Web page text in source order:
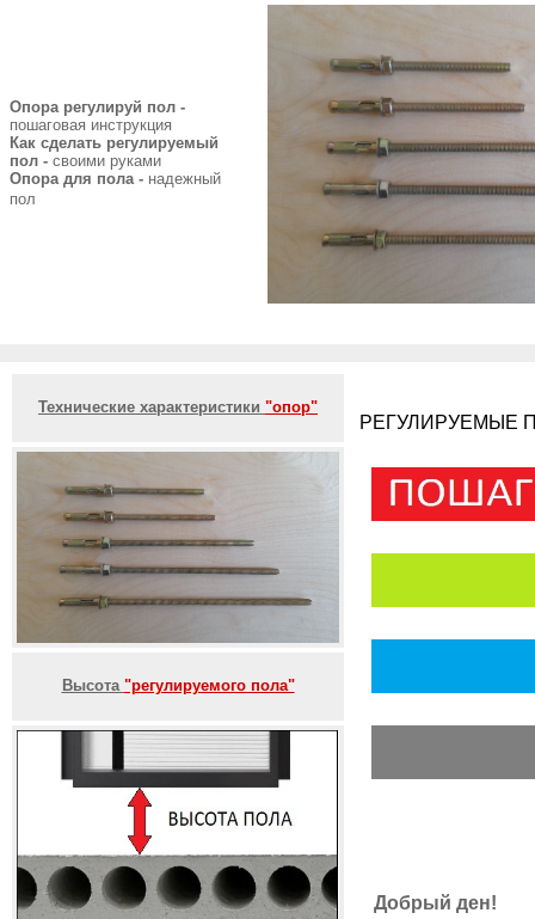
Опора регулируй пол -
пошаговая инструкция
Как сделать регулируемый
пол - своими руками
Опора для пола - надежный
пол
Технические характеристики "опор"
Высота "регулируемого пола"
РЕГУЛИРУЕМЫЕ
Добрый ден!